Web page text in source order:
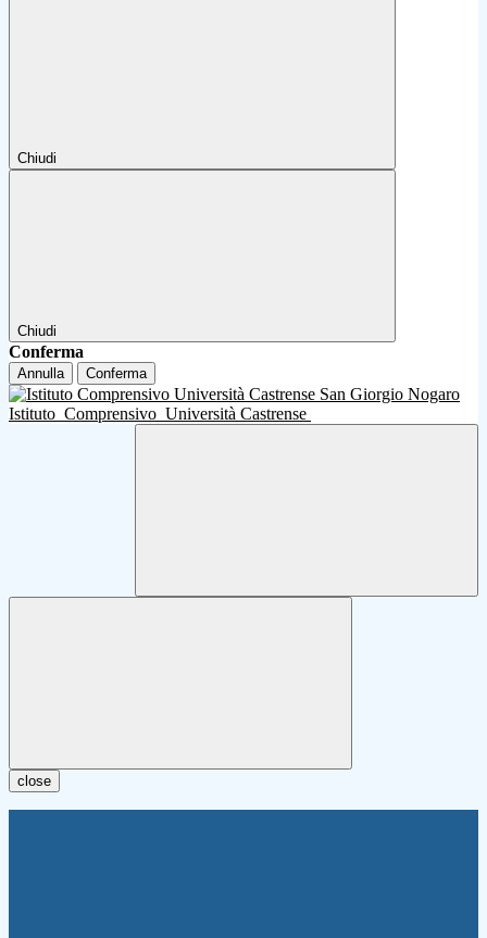
Chiudi
Chiudi
Conferma
Annulla Conferma
Istituto Comprensivo Università Castrense
close